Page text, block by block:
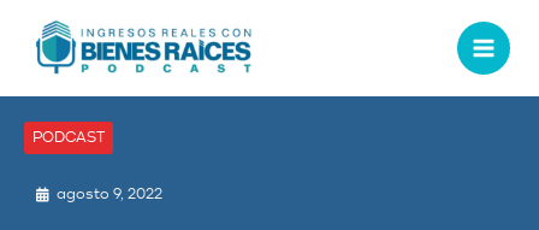
PODCAST
agosto 9, 2022